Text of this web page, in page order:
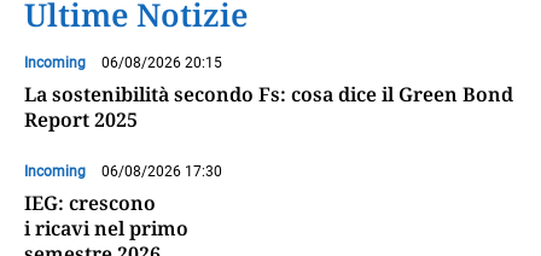
Ultime Notizie
Incoming 06/08/2026 20:15
La sostenibilità secondo Fs: cosa dice il Green Bond
Report 2025
Incoming 06/08/2026 17:30
IEG: crescono
i ricavi nel primo